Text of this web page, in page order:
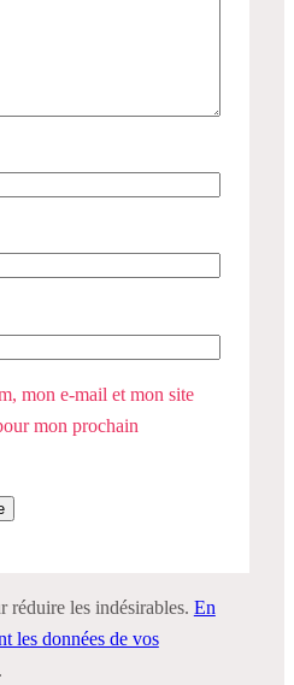
mon e-mail et mon site
mon prochain
réduire les indésirables. En
les données de vos